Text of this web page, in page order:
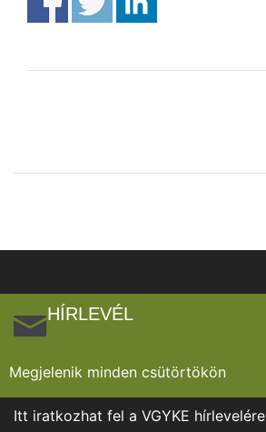
HÍRLEVÉL
Megjelenik minden csütörtökön
Itt iratkozhat fel a VGYKE hírlevelére